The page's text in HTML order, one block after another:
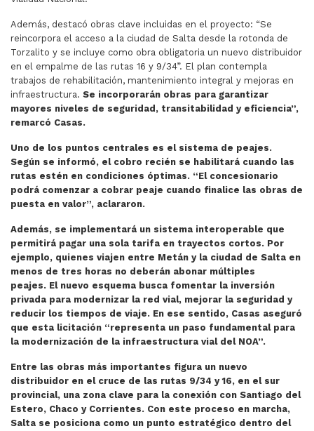
Además, destacó obras clave incluidas en el proyecto: “Se
reincorpora el acceso a la ciudad de Salta desde la rotonda de
Torzalito y se incluye como obra obligatoria un nuevo distribuidor
en el empalme de las rutas 16 y 9/34”. El plan contempla
trabajos de rehabilitación, mantenimiento integral y mejoras en
infraestructura. Se incorporarán obras para garantizar
mayores niveles de seguridad, transitabilidad y eficiencia”,
remarcó Casas.
Uno de los puntos centrales es el sistema de peajes.
Según se informó, el cobro recién se habilitará cuando las
rutas estén en condiciones óptimas. “El concesionario
podrá comenzar a cobrar peaje cuando finalice las obras de
puesta en valor”, aclararon.
Además, se implementará un sistema interoperable que
permitirá pagar una sola tarifa en trayectos cortos. Por
ejemplo, quienes viajen entre Metán y la ciudad de Salta en
menos de tres horas no deberán abonar múltiples
peajes. El nuevo esquema busca fomentar la inversión
privada para modernizar la red vial, mejorar la seguridad y
reducir los tiempos de viaje. En ese sentido, Casas aseguró
que esta licitación “representa un paso fundamental para
la modernización de la infraestructura vial del NOA”.
Entre las obras más importantes figura un nuevo
distribuidor en el cruce de las rutas 9/34 y 16, en el sur
provincial, una zona clave para la conexión con Santiago del
Estero, Chaco y Corrientes. Con este proceso en marcha,
Salta se posiciona como un punto estratégico dentro del